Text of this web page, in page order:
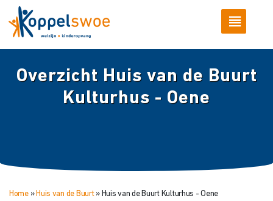
Overzicht Huis van de Buurt
Kulturhus - Oene
Home» Huis van de Buurt» Huis van de Buurt Kulturhus - Oene